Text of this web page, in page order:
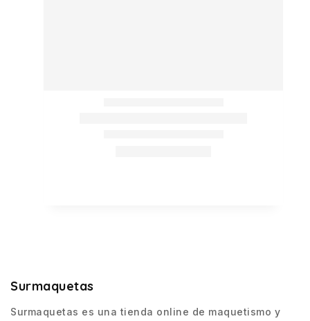
Surmaquetas
Surmaquetas es una tienda online de maquetismo y